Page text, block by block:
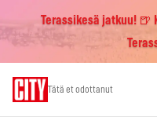
Terassikesä jatkuu! 🍺
Tätä et odottanut